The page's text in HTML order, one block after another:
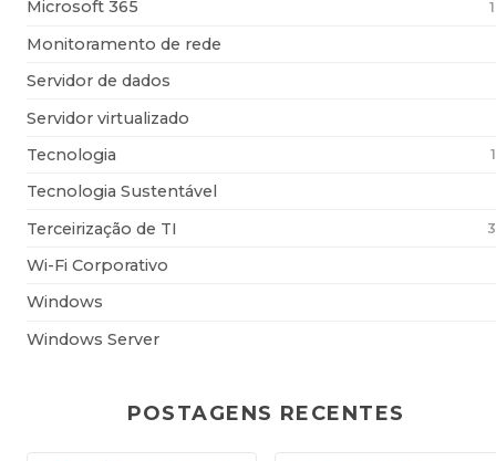
Microsoft 365
Monitoramento de rede
Servidor de dados
Servidor virtualizado
Tecnologia
Tecnologia Sustentável
Terceirização de TI
Wi-Fi Corporativo
Windows
Windows Server
POSTAGENS RECENTES